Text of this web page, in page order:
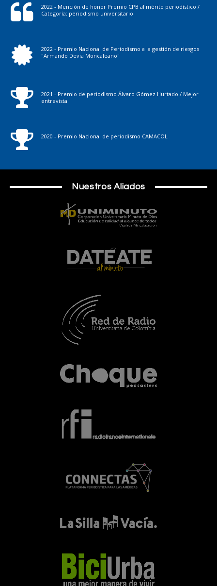
2022 - Mención de honor Premio CPB al mérito periodístico /
Categoría: periodismo universitario
2022 - Premio Nacional de Periodismo a la gestión de riesgos
"Armando Devia Moncaleano"
2021 - Premio de periodismo Álvaro Gómez Hurtado / Mejor
entrevista
2020 - Premio Nacional de periodismo CAMACOL
Nuestros Aliados